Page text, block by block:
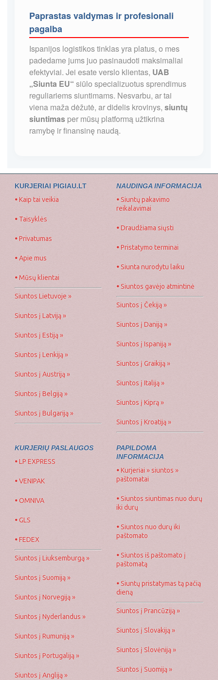
Paprastas valdymas ir profesionali
pagalba
Ispanijos logistikos tinklas yra platus, o mes
padedame jums juo pasinaudoti maksimaliai
efektyviai. Jei esate verslo klientas, UAB
„Siunta EU“ siūlo specializuotus sprendimus
reguliariems siuntimams. Nesvarbu, ar tai
viena maža dėžutė, ar didelis krovinys, siuntų
siuntimas per mūsų platformą užtikrina
ramybę ir finansinę naudą.
KURJERIAI PIGIAU.LT
•Kaip tai veikia
• Taisyklės
•Privatumas
•Apie mus
•Mūsų klientai
Siuntos Lietuvoje »
Siuntos į Latviją »
Siuntos į Estiją »
Siuntos į Lenkiją »
Siuntos į Austriją »
Siuntos į Belgiją »
Siuntos į Bulgariją »
NAUDINGA INFORMACIJA
•Siuntų pakavimo
reikalavimai
•Draudžiama siųsti
•Pristatymo terminai
•Siunta nurodytu laiku
•Siuntos gavėjo atmintinė
Siuntos į Čekiją »
Siuntos į Daniją »
Siuntos į Ispaniją »
Siuntos į Graikiją »
Siuntos į Italiją »
Siuntos į Kiprą »
Siuntos į Kroatiją »
KURJERIŲ PASLAUGOS
•LP EXPRESS
•VENIPAK
•OMNIVA
•GLS
•FEDEX
Siuntos į Liuksemburgą »
Siuntos į Suomiją »
Siuntos į Norvegiją »
Siuntos į Nyderlandus »
Siuntos į Rumuniją »
Siuntos į Portugaliją »
Siuntos į Angliją »
PAPILDOMA
INFORMACIJA
•Kurjeriai » siuntos »
paštomatai
•Siuntos siuntimas nuo durų
iki durų
•Siuntos nuo durų iki
paštomato
•Siuntos iš paštomato į
paštomatą
•Siuntų pristatymas tą pačią
dieną
Siuntos į Prancūziją »
Siuntos į Slovakiją »
Siuntos į Slovėniją »
Siuntos į Suomiją »